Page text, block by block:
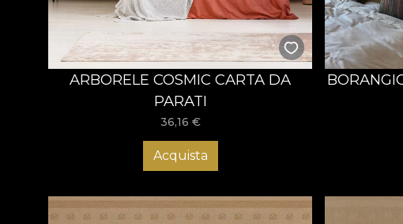
transformă-ți dormitorul în spațiul pe care îl meriți!
ARBORELE COSMIC CARTA DA
PARATI
36,16 €
Acquista